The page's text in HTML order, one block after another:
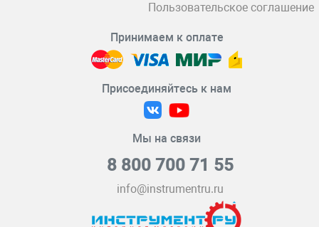
Пользовательское соглашение
Принимаем к оплате
Присоединяйтесь к нам
Мы на связи
8 800 700 71 55
info@instrumentru.ru